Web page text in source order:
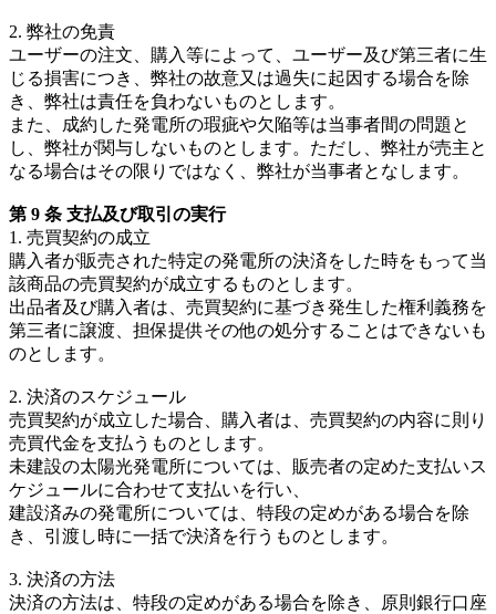
2. 弊社の免責
ユーザーの注文、購入等によって、ユーザー及び第三者に生
じる損害につき、弊社の故意又は過失に起因する場合を除
き、弊社は責任を負わないものとします。
また、成約した発電所の瑕疵や欠陥等は当事者間の問題と
し、弊社が関与しないものとします。ただし、弊社が売主と
なる場合はその限りではなく、弊社が当事者となします。
第 9 条 支払及び取引の実行
1. 売買契約の成立
購入者が販売された特定の発電所の決済をした時をもって当
該商品の売買契約が成立するものとします。
出品者及び購入者は、売買契約に基づき発生した権利義務を
第三者に譲渡、担保提供その他の処分することはできないも
のとします。
2. 決済のスケジュール
売買契約が成立した場合、購入者は、売買契約の内容に則り
売買代金を支払うものとします。
未建設の太陽光発電所については、販売者の定めた支払いス
ケジュールに合わせて支払いを行い、
建設済みの発電所については、特段の定めがある場合を除
き、引渡し時に一括で決済を行うものとします。
3. 決済の方法
決済の方法は、特段の定めがある場合を除き、原則銀行口座